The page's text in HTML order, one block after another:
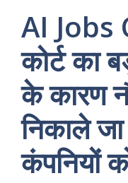
AI Jobs
कोर्ट का
के कारण
निकाले
कंपनियों